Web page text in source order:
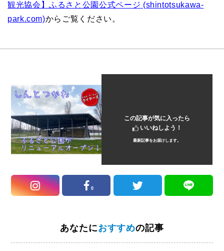
観光協会】ふるさと公園公式ページ (shintotsukawa-
park.com)からご覧ください。
この記事が気に入ったら
いいねしよう！
最新記事をお届けします。
0
あなたにおすすめの記事